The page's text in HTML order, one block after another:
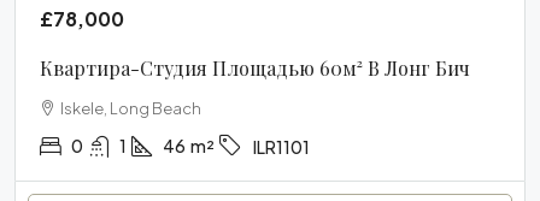
£78,000
Квартира-Студия Площадью 60м² В Лонг Бич
Iskele, Long Beach
0 1 46 m² ILR1101